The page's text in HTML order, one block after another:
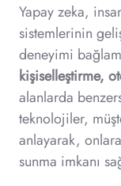
Yapay zeka,
sistemlerinin
deneyimi
kişiselleştirme,
alanlarda
teknolojiler,
anlayarak,
sunma imkanı